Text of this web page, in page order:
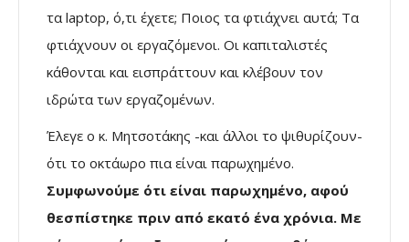
τα laptop, ό,τι έχετε; Ποιος τα φτιάχνει αυτά; Τα
φτιάχνουν οι εργαζόμενοι. Οι καπιταλιστές
κάθονται και εισπράττουν και κλέβουν τον
ιδρώτα των εργαζομένων.
Έλεγε ο κ. Μητσοτάκης -και άλλοι το ψιθυρίζουν-
ότι το οκτάωρο πια είναι παρωχημένο.
Συμφωνούμε ότι είναι παρωχημένο, αφού
θεσπίστηκε πριν από εκατό ένα χρόνια. Με